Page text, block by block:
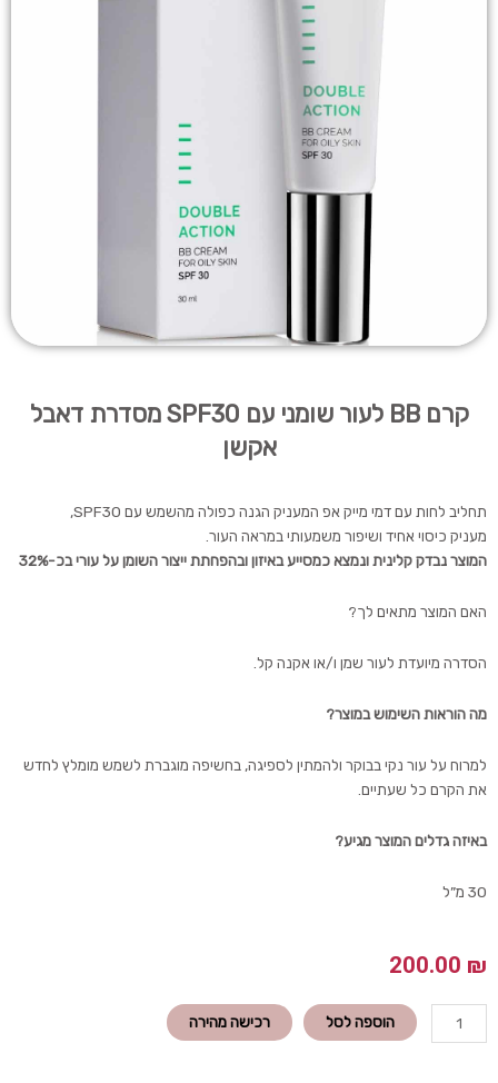
קרם BB לעור שומני עם SPF30 מסדרת דאבל
אקשן
תחליב לחות עם דמי מייק אפ המעניק הגנה כפולה מהשמש עם SPF30,
מעניק כיסוי אחיד ושיפור משמעותי במראה העור.
המוצר נבדק קלינית ונמצא כמסייע באיזון ובהפחתת ייצור השומן על עורי בכ-32%
האם המוצר מתאים לך?
הסדרה מיועדת לעור שמן ו/או אקנה קל.
מה הוראות השימוש במוצר?
למרוח על עור נקי בבוקר ולהמתין לספיגה, בחשיפה מוגברת לשמש מומלץ לחדש
את הקרם כל שעתיים.
באיזה גדלים המוצר מגיע?
30 מ”ל
200.00 ₪
כמות
של
הוספה לסל רכישה מהירה